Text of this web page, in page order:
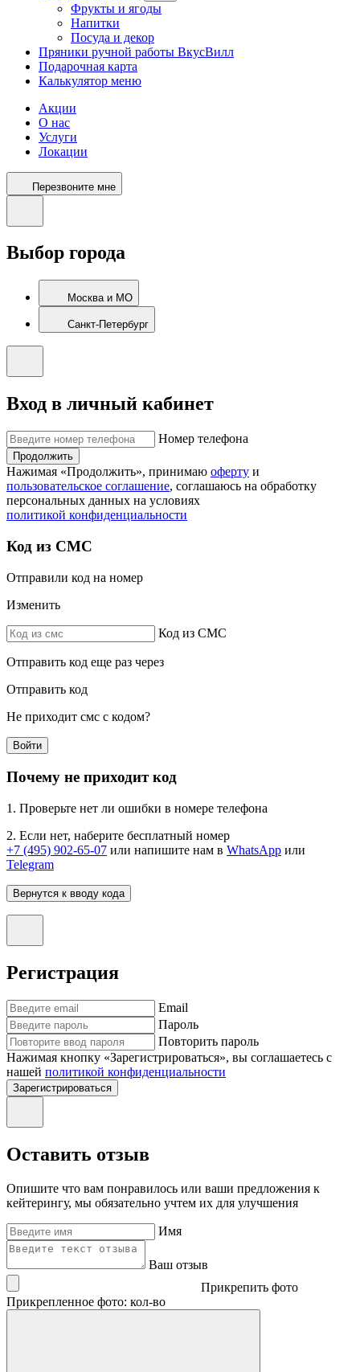
Фрукты и ягоды
Напитки
Посуда и декор
Пряники ручной работы ВкусВилл
Подарочная карта
Калькулятор меню
Акции
О нас
Услуги
Локации
Перезвоните мне
Выбор города
Москва и МО
Санкт-Петербург
Вход в личный кабинет
Номер телефона
Продолжить
Нажимая «Продолжить», принимаю оферту и
пользовательское соглашение, соглашаюсь на обработку
персональных данных на условиях
политикой конфиденциальности
Код из СМС
Отправили код на номер
Изменить
Код из СМС
Отправить код еще раз через
Отправить код
Не приходит смс с кодом?
Войти
Почему не приходит код
1. Проверьте нет ли ошибки в номере телефона
2. Если нет, наберите бесплатный номер
+7 (495) 902-65-07 или напишите нам в WhatsApp или
Telegram
Вернутся к вводу кода
Регистрация
Email
Пароль
Повторить пароль
Нажимая кнопку «Зарегистрироваться», вы соглашаетесь с
нашей политикой конфиденциальности
Зарегистрироваться
Оставить отзыв
Опишите что вам понравилось или ваши предложения к
кейтерингу, мы обязательно учтем их для улучшения
Имя
Ваш отзыв
Прикрепить фото
Прикрепленное фото: кол-во